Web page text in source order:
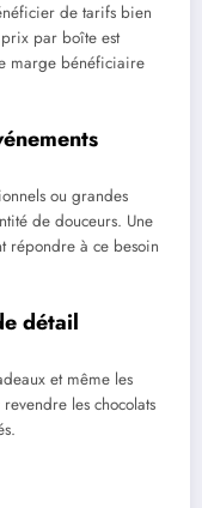
de tarifs bien
prix par boîte est
marge bénéficiaire
ou grandes
de douceurs. Une
répondre à ce besoin
détail
et même les
les chocolats